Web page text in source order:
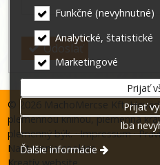
Odoslať
© 2026 MachoMercse Kft.
plemennou knihou, plemenná
plemenný býk. Impressum
Nastavenia cookies
Kreatív website
Funkčné (nevyhnutné)
Analytické, štatistické
Marketingové
Prijať
Prijať
Iba
Ďalšie informácie